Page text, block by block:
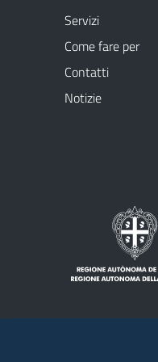
Servizi
Come fare per
Contatti
Notizie